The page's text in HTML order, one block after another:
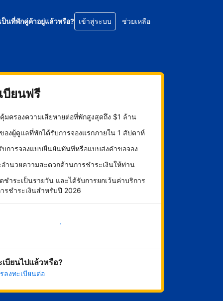
ป็นที่พักคู่ค้าอยู่แล้วหรือ? เข้าสู่ระบบ ช่วยเหลือ
บียนฟรี
มครองความเสียหายต่อที่พักสูงสุดถึง $1 ล้าน
องผู้ดูแลที่พักได้รับการจองแรกภายใน 1 สัปดาห์
บการจองแบบยืนยันทันทีหรือแบบส่งคำขอจอง
อำนวยความสะดวกด้านการชำระเงินให้ท่าน
ชำระเป็นรายวัน และได้รับการยกเว้นค่าบริการ
รชำระเงินสำหรับปี 2026
เริ่มดำเนินการเลย
เบียนไปแล้วหรือ?
ลงทะเบียนต่อ